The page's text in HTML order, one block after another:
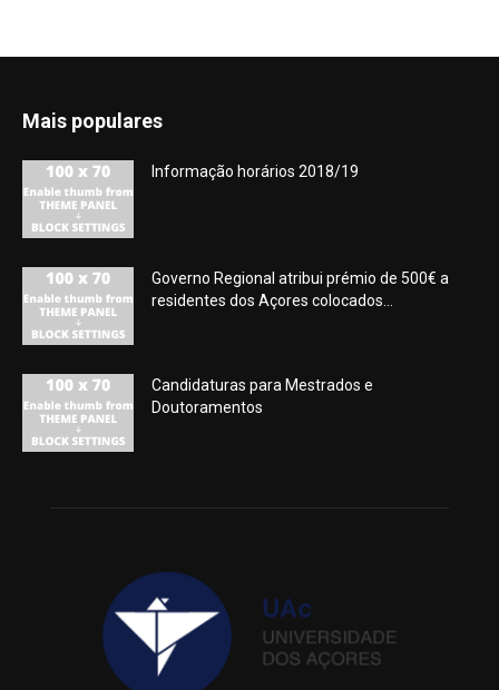
Mais populares
Informação horários 2018/19
Governo Regional atribui prémio de 500€ a
residentes dos Açores colocados...
Candidaturas para Mestrados e
Doutoramentos